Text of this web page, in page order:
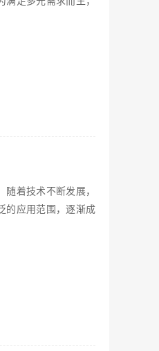
着技术不断发展，
的应用范围，逐渐成